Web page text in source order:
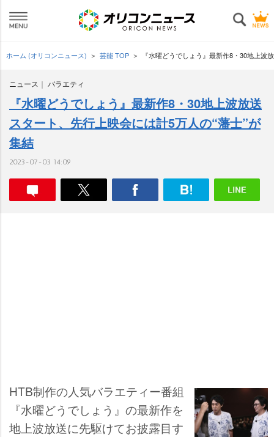
ホーム (オリコンニュース) 芸能 TOP 『水曜どうでしょう』最新作8・30地上波
ニュース バラエティ
『水曜どうでしょう』最新作8・30地上波放送
スタート、先行上映会には計5万人の“藩士”が
集結
2023-07-03 14:09
HTB制作の人気バラエティー番組
『水曜どうでしょう』の最新作を
地上波放送に先駆けてお披露目す